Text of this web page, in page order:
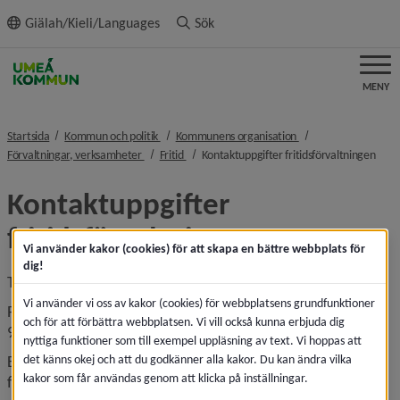
innehållet
Giälah/Kieli/Languages Sök
MENY
Startsida Kommun och politik nivå i brödsmulenavigeringen
Kommunens organisation nivå i
Förvaltningar, verksamheter nivå i brödsmulenavigeringen
Fritid nivå i brödsmulenavigeringen
Kontaktuppgifter fritidsförvaltningennivå
Kontaktuppgifter
fritidsförvaltningen
Telefon: 090-16 10 00 (växel)
Postadress: Umeå kommun, Fritid
901 84 Umeå
Besöksadress Fritidskontoret: Stadshusområdet, södra
flygeln, Brogatan 12B.
Vi använder kakor (cookies) för att skapa en bättre webbplats för
dig!
Vi använder vi oss av kakor (cookies) för webbplatsens grundfunktioner
och för att förbättra webbplatsen. Vi vill också kunna erbjuda dig
nyttiga funktioner som till exempel uppläsning av text. Vi hoppas att
det känns okej och att du godkänner alla kakor. Du kan ändra vilka
kakor som får användas genom att klicka på inställningar.